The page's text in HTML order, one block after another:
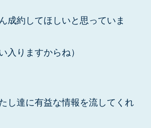
成約してほしいと思っていま
入りますからね）
し達に有益な情報を流してくれ